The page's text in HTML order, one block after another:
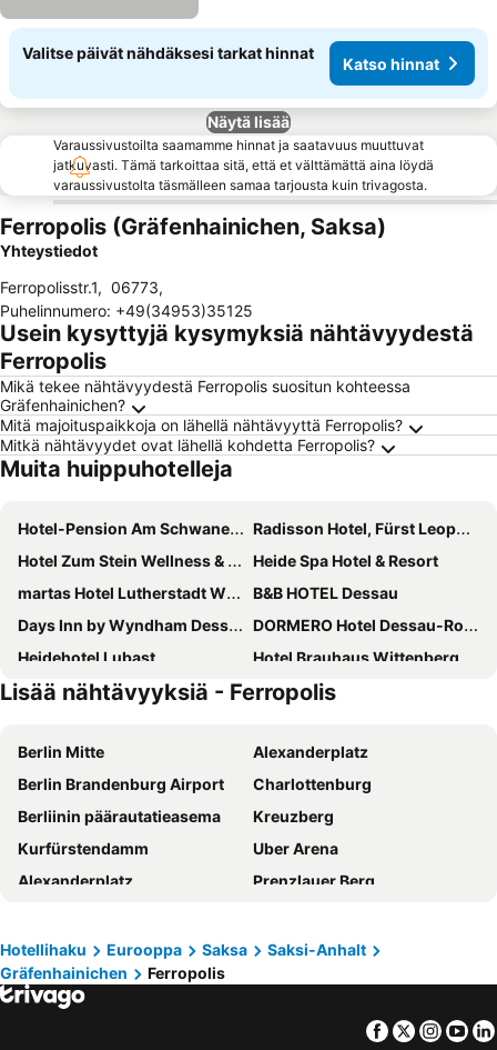
Valitse päivät nähdäksesi tarkat hinnat
Katso hinnat
Näytä lisää
Varaussivustoilta saamamme hinnat ja saatavuus muuttuvat
jatkuvasti. Tämä tarkoittaa sitä, että et välttämättä aina löydä
varaussivustolta täsmälleen samaa tarjousta kuin trivagosta.
Ferropolis (Gräfenhainichen, Saksa)
Yhteystiedot
Ferropolisstr.1, 06773,
Puhelinnumero: +49(34953)35125
Usein kysyttyjä kysymyksiä nähtävyydestä
Ferropolis
Mikä tekee nähtävyydestä Ferropolis suositun kohteessa
Gräfenhainichen?
Mitä majoituspaikkoja on lähellä nähtävyyttä Ferropolis?
Mitkä nähtävyydet ovat lähellä kohdetta Ferropolis?
Muita huippuhotelleja
Hotel-Pension Am Schwanenteich
Radisson Hotel, Fürst Leopold Dessau
Hotel Zum Stein Wellness & Genuss Resort
Heide Spa Hotel & Resort
martas Hotel Lutherstadt Wittenberg
B&B HOTEL Dessau
Days Inn by Wyndham Dessau
DORMERO Hotel Dessau-Roßlau
Heidehotel Lubast
Hotel Brauhaus Wittenberg
Hotel Restaurant Elbebrücke
Cranach Herberge
Hotel Goldener Fasan
Best Western soibelmanns Lutherstadt Wittenberg
CREO Hotel Dessau
Hotel Zur Fichtenbreite -Garni-
Waldschlößchen
Piesteritzer Hof - Hotel Garni
Acron Hotel Wittenberg
Hotel Bitterfelder Hof - Mongoo GmbH
Hotel Zum Gondoliere
Pension Schulze
Lisää nähtävyyksiä - Ferropolis
Berlin Mitte
Alexanderplatz
Berlin Brandenburg Airport
Charlottenburg
Berliinin päärautatieasema
Kreuzberg
Kurfürstendamm
Uber Arena
Alexanderplatz
Prenzlauer Berg
Messe Berlin Messegelände
Potsdamer Platz
Friedrichshain
Hannoverin päärautatieasema
Hotellihaku Eurooppa Saksa
Saksi-Anhalt
Gräfenhainichen
Ferropolis
Facebook
Twitter